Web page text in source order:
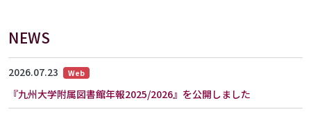
NEWS
2026.07.23 Web
『九州大学附属図書館年報2025/2026』を公開しました